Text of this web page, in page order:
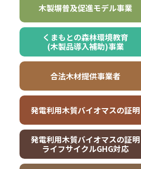
木製塀普及促進モデル事業
くまもとの森林環境教育
(木製品導入補助)事業
合法木材提供事業者
発電利用木質バイオマスの証明
発電利用木質バイオマスの証明
ライフサイクルGHG対応